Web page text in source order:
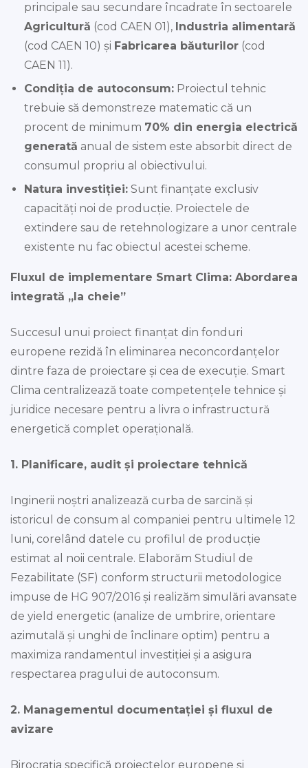
principale sau secundare încadrate în sectoarele
Agricultură (cod CAEN 01), Industria alimentară
(cod CAEN 10) și Fabricarea băuturilor (cod
CAEN 11).
Condiția de autoconsum: Proiectul tehnic
trebuie să demonstreze matematic că un
procent de minimum 70% din energia electrică
generată anual de sistem este absorbit direct de
consumul propriu al obiectivului.
Natura investiției: Sunt finanțate exclusiv
capacități noi de producție. Proiectele de
extindere sau de retehnologizare a unor centrale
existente nu fac obiectul acestei scheme.
Fluxul de implementare Smart Clima: Abordarea
integrată „la cheie”
Succesul unui proiect finanțat din fonduri
europene rezidă în eliminarea neconcordanțelor
dintre faza de proiectare și cea de execuție. Smart
Clima centralizează toate competențele tehnice și
juridice necesare pentru a livra o infrastructură
energetică complet operațională.
1. Planificare, audit și proiectare tehnică
Inginerii noștri analizează curba de sarcină și
istoricul de consum al companiei pentru ultimele 12
luni, corelând datele cu profilul de producție
estimat al noii centrale. Elaborăm Studiul de
Fezabilitate (SF) conform structurii metodologice
impuse de HG 907/2016 și realizăm simulări avansate
de yield energetic (analize de umbrire, orientare
azimutală și unghi de înclinare optim) pentru a
maximiza randamentul investiției și a asigura
respectarea pragului de autoconsum.
2. Managementul documentației și fluxul de
avizare
Birocrația specifică proiectelor europene și